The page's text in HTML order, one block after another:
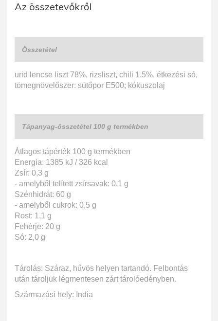
Az összetevőkről
Összetétel
urid lencse liszt 78%, rizsliszt, chili 1.5%, étkezési só,
tömegnövelőszer: sütőpor E500; kókuszolaj
Tápanyag-összetétel 100 g termékben
Átlagos tápérték 100 g termékben
Energia: 1385 kJ / 326 kcal
Zsír: 0,3 g
- amelyből telített zsírsavak: 0,1 g
Szénhidrát: 60 g
- amelyből cukrok: 0,5 g
Rost: 1,1 g
Fehérje: 20 g
Só: 2,0 g
Tárolás: Száraz, hűvös helyen tartandó. Felbontás
után tároljuk légmentesen zárt tárolóedényben.
Származási hely: India